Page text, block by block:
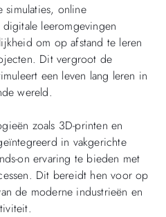
simulaties, online
leeromgevingen
om op afstand te leren
Dit vergroot de
een leven lang leren in
wereld.
zoals 3D-printen en
in vakgerichte
on ervaring te bieden met
Dit bereidt hen voor op
de moderne industrieën en